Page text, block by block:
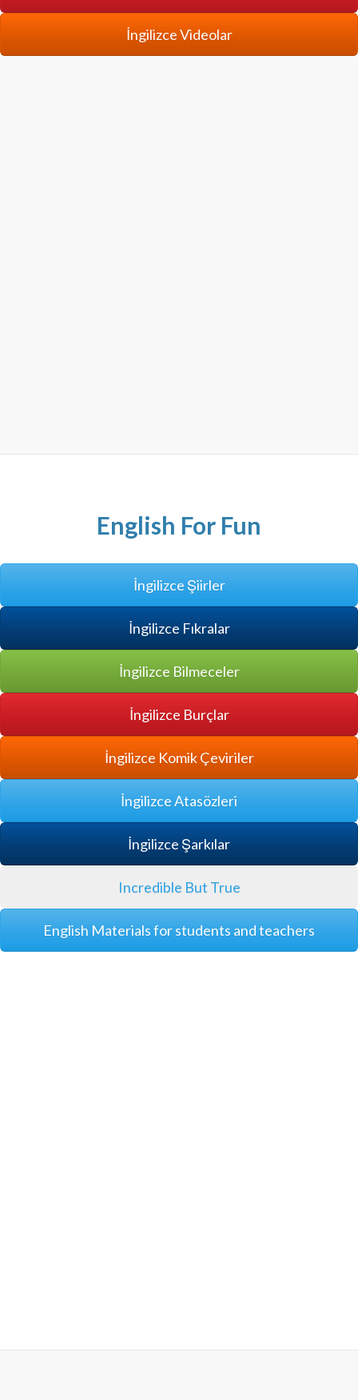
İngilizce Videolar
English For Fun
İngilizce Şiirler
İngilizce Fıkralar
İngilizce Bilmeceler
İngilizce Burçlar
İngilizce Komik Çeviriler
İngilizce Atasözleri
İngilizce Şarkılar
Incredible But True
English Materials for students and teachers